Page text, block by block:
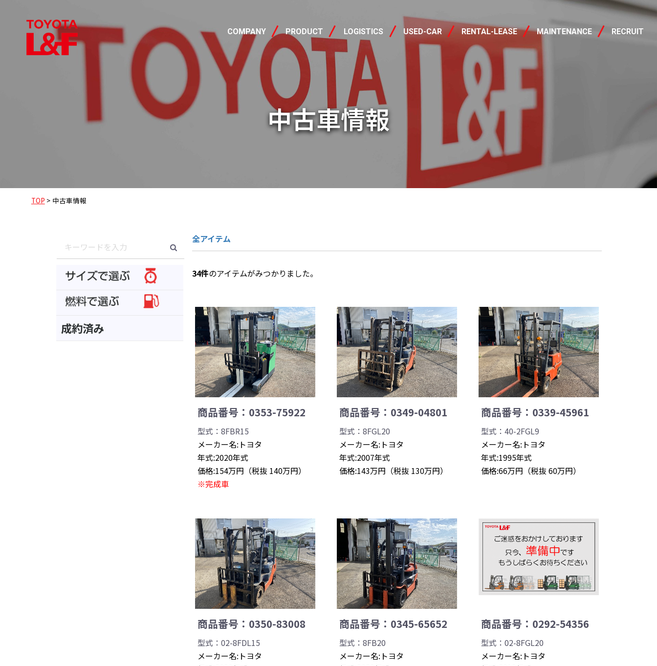
COMPANY
会社概要 PRODUCT
製品情報 LOGISTICS USED-CAR
中古車 RENTAL-LEASE
レンタル・リース MAINTENANCE RECRUIT
中古車情報
TOP > 中古車情報
成約済み
全アイテム
34件のアイテムがみつかりました。
商品番号：0353-75922
型式：8FBR15
メーカー名:トヨタ
年式:2020年式
価格:154万円（税抜 140万円）
※完成車
商品番号：0349-04801
型式：8FGL20
メーカー名:トヨタ
年式:2007年式
価格:143万円（税抜 130万円）
商品番号：0339-45961
型式：40-2FGL9
メーカー名:トヨタ
年式:1995年式
価格:66万円（税抜 60万円）
商品番号：0350-83008
型式：02-8FDL15
メーカー名:トヨタ
商品番号：0345-65652
型式：8FB20
メーカー名:トヨタ
商品番号：0292-54356
型式：02-8FGL20
メーカー名:トヨタ